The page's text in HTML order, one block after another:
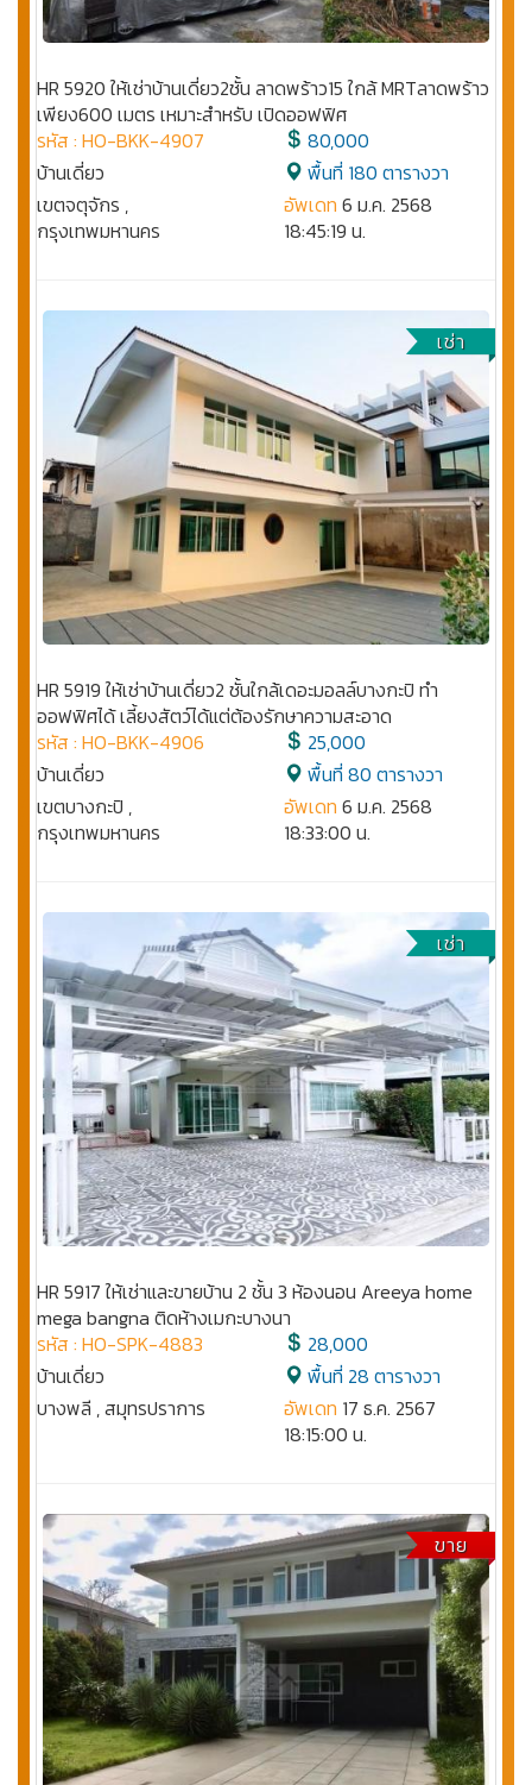
HR 5920 ให้เช่าบ้านเดี่ยว2ชั้น ลาดพร้าว15 ใกล้ MRTลาดพร้าว
เพียง600 เมตร เหมาะสำหรับ เปิดออฟฟิศ
รหัส : HO-BKK-4907
บ้านเดี่ยว
เขตจตุจักร ,
กรุงเทพมหานคร
80,000
พื้นที่ 180 ตารางวา
อัพเดท 6 ม.ค. 2568
18:45:19 น.
เช่า
HR 5919 ให้เช่าบ้านเดี่ยว2 ชั้นใกล้เดอะมอลล์บางกะปิ ทำ
ออฟฟิศได้ เลี้ยงสัตว์ได้แต่ต้องรักษาความสะอาด
รหัส : HO-BKK-4906
บ้านเดี่ยว
เขตบางกะปิ ,
กรุงเทพมหานคร
25,000
พื้นที่ 80 ตารางวา
อัพเดท 6 ม.ค. 2568
18:33:00 น.
เช่า
HR 5917 ให้เช่าและขายบ้าน 2 ชั้น 3 ห้องนอน Areeya home
mega bangna ติดห้างเมกะบางนา
รหัส : HO-SPK-4883
บ้านเดี่ยว
บางพลี , สมุทรปราการ
28,000
พื้นที่ 28 ตารางวา
อัพเดท 17 ธ.ค. 2567
18:15:00 น.
ขาย